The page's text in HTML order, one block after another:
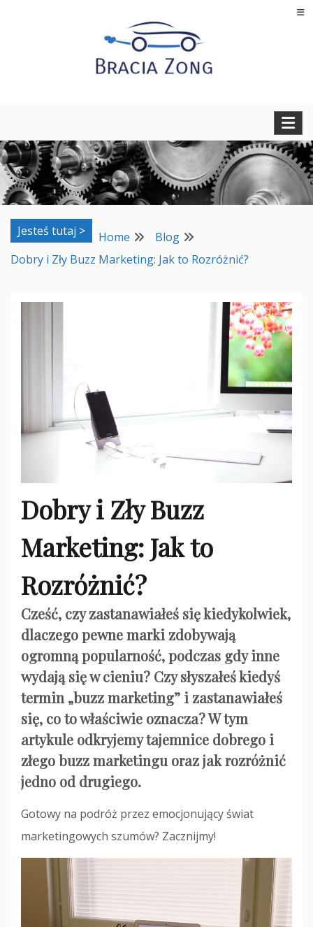
Jesteś tutaj > Home
Blog
Dobry i Zły Buzz Marketing: Jak to Rozróżnić?
Dobry i Zły Buzz
Marketing: Jak to
Rozróżnić?
Cześć, czy zastanawiałeś się kiedykolwiek,
dlaczego pewne marki zdobywają
ogromną popularność, podczas gdy inne
wydają się w cieniu? Czy słyszałeś kiedyś
termin „buzz marketing” i zastanawiałeś
się, co to właściwie oznacza? W tym
artykule odkryjemy tajemnice dobrego i
złego buzz marketingu oraz jak rozróżnić
jedno od drugiego.
Gotowy na podróż przez emocjonujący świat
marketingowych szumów? Zacznijmy!